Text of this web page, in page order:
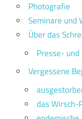
Photografie
Seminare und
Über das
Presse-
Vergessene
das Wirsch-